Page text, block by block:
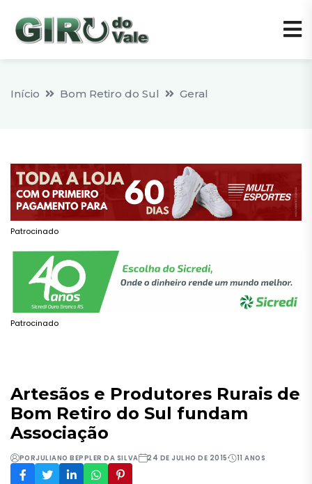
Início Bom Retiro do Sul Geral
Patrocinado
Patrocinado
Artesãos e Produtores Rurais de
Bom Retiro do Sul fundam
Associação
PORJULIANO BEPPLER DA SILVA 24 DE JULHO DE 2015 11 ANOS